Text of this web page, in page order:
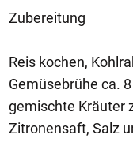
Zubereitung
Reis kochen,
Gemüsebrühe ca.
gemischte Kräuter
Zitronensaft, Salz